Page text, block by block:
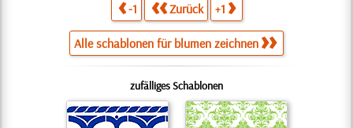
-1 Zurück +1
Alle schablonen für blumen zeichnen
zufälliges Schablonen